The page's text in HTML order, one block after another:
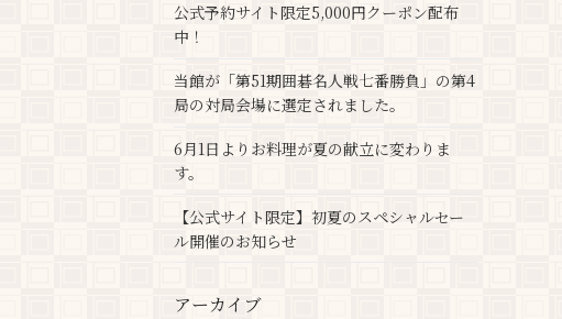
公式予約サイト限定5,000円クーポン配布
中！
当館が「第51期囲碁名人戦七番勝負」の第4
局の対局会場に選定されました。
6月1日よりお料理が夏の献立に変わりま
す。
【公式サイト限定】初夏のスペシャルセー
ル開催のお知らせ
アーカイブ